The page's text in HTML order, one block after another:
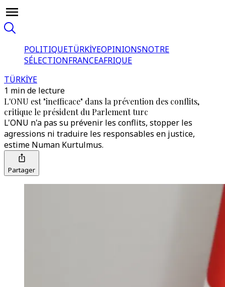
POLITIQUETÜRKİYEOPINIONSNOTRE
SÉLECTIONFRANCEAFRIQUE
TÜRKİYE
1 min de lecture
L'ONU est "inefficace" dans la prévention des conflits,
critique le président du Parlement turc
L'ONU n'a pas su prévenir les conflits, stopper les
agressions ni traduire les responsables en justice,
estime Numan Kurtulmus.
Partager